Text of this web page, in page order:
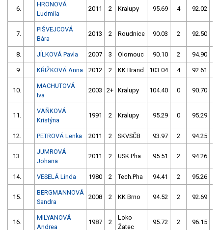
6.
HRONOVÁ
Ludmila
2011 2 Kralupy 95.69 4 92.02
7.
PIŠVEJCOVÁ
Bára
2013 2 Roudnice 90.03 2 92.50
8. JÍLKOVÁ Pavla 2007 3 Olomouc 90.10 2 94.90
9. KŘIŽKOVÁ Anna 2012 2 KK Brand 103.04 4 92.61
10.
MACHUTOVÁ
Iva
2003 2+ Kralupy 104.40 0 90.70
11.
VAŇKOVÁ
Kristýna
1991 2 Kralupy 95.29 0 95.29
12. PETROVÁ Lenka 2011 2 SKVSČB 93.97 2 94.25
13.
JUMROVÁ
Johana
2011 2 USK Pha 95.51 2 94.26
14. VESELÁ Linda 1980 2 Tech.Pha 94.41 2 95.26
15.
BERGMANNOVÁ
Sandra
2008 2 KK Brno 94.52 2 92.69
16.
MILYANOVÁ
Andrea
1987 2
Loko
Žatec
95.72 2 96.15